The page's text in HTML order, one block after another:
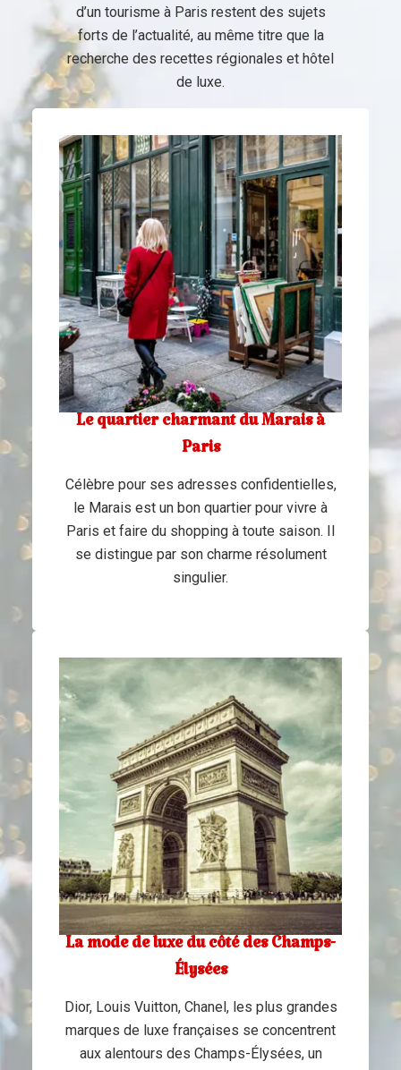
d’un tourisme à Paris restent des sujets
forts de l’actualité, au même titre que la
recherche des recettes régionales et hôtel
de luxe.
Le quartier charmant du Marais à
Paris
Célèbre pour ses adresses confidentielles,
le Marais est un bon quartier pour vivre à
Paris et faire du shopping à toute saison. Il
se distingue par son charme résolument
singulier.
La mode de luxe du côté des Champs-
Élysées
Dior, Louis Vuitton, Chanel, les plus grandes
marques de luxe françaises se concentrent
aux alentours des Champs-Élysées, un